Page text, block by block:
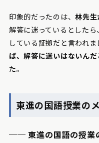
印象的だったのは、林先生
解答に迷っているとした
している証拠だと言われま
ば、解答に迷いはないんだ
た。
東進の国語授業の
── 東進の国語の授業